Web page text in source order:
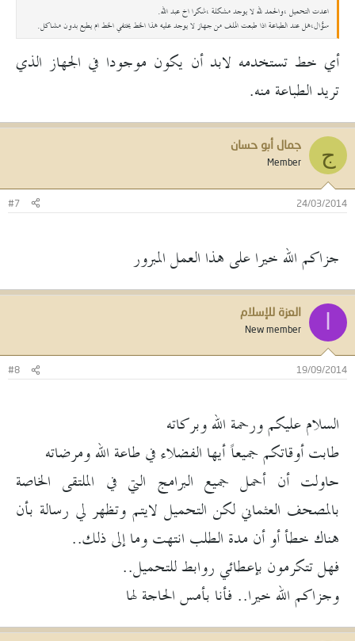
اعدت التحميل ،والحمد لله لا يوجد مشكلة ،شكرا اخ عبد الله.
سؤال،هل عند الطباعة اذا طبعت الملف من جهاز لا يوجد عليه هذا الخط يختفي الخط ام يطبع بدون مشاكل.
أي خط تستخدمه لابد أن يكون موجودا في الجهاز الذي
تريد الطباعة منه.
ج جمال أبو حسان
Member
24/03/2014
#7
جزاكم الله خيرا على هذا العمل المبرور
العزة للإسلام
New member
19/09/2014
#8
السلام عليكم ورحمة الله وبركاته
طابت أوقاتكم جميعاً أيها الفضلاء في طاعة الله ومرضاته
حاولت أن أحمل جميع البرامج التي في الملتقى الخاصة
بالمصحف العثماني لكن التحميل لايتم وتظهر لي رسالة بأن
هناك خطأ أو أن مدة الطلب انتهت وما إلى ذلك..
فهل تتكرمون بإعطائي روابط للتحميل..
وجزاكم الله خيرا.. فأنا بأمس الحاجة لها